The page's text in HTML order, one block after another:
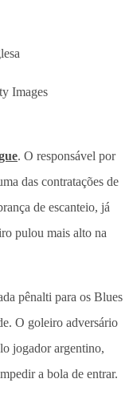
Images
. O responsável por
das contratações de
de escanteio, já
pulou mais alto na
pênalti para os Blues
O goleiro adversário
jogador argentino,
a bola de entrar.